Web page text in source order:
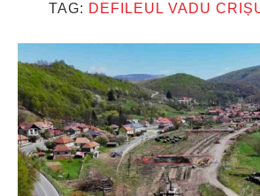
TAG: DEFILEUL VADU